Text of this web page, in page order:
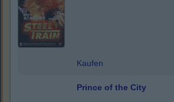
Kaufen
Prince of the City